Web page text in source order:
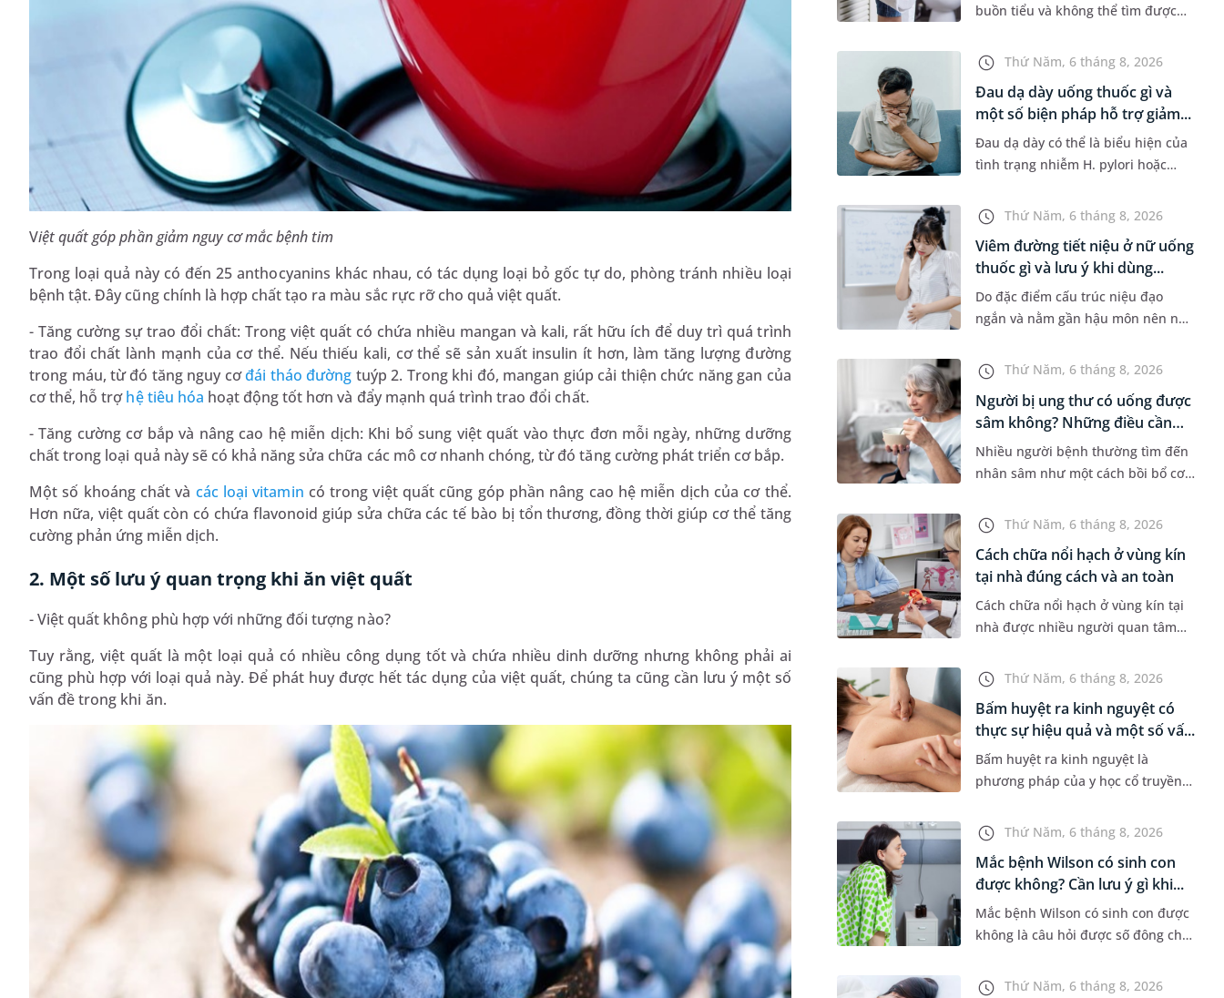
Việt quất góp phần giảm nguy cơ mắc bệnh tim
Trong loại quả này có đến 25 anthocyanins khác nhau, có tác dụng loại bỏ gốc tự do, phòng tránh nhiều loại
bệnh tật. Đây cũng chính là hợp chất tạo ra màu sắc rực rỡ cho quả việt quất.
- Tăng cường sự trao đổi chất: Trong việt quất có chứa nhiều mangan và kali, rất hữu ích để duy trì quá trình
trao đổi chất lành mạnh của cơ thể. Nếu thiếu kali, cơ thể sẽ sản xuất insulin ít hơn, làm tăng lượng đường
trong máu, từ đó tăng nguy cơđái tháo đường tuýp 2. Trong khi đó, mangan giúp cải thiện chức năng gan của
cơ thể, hỗ trợhệ tiêu hóa hoạt động tốt hơn và đẩy mạnh quá trình trao đổi chất.
- Tăng cường cơ bắp và nâng cao hệ miễn dịch: Khi bổ sung việt quất vào thực đơn mỗi ngày, những dưỡng
chất trong loại quả này sẽ có khả năng sửa chữa các mô cơ nhanh chóng, từ đó tăng cường phát triển cơ bắp.
Một số khoáng chất và các loại vitamin có trong việt quất cũng góp phần nâng cao hệ miễn dịch của cơ thể.
Hơn nữa, việt quất còn có chứa flavonoid giúp sửa chữa các tế bào bị tổn thương, đồng thời giúp cơ thể tăng
cường phản ứng miễn dịch.
2. Một số lưu ý quan trọng khi ăn việt quất
- Việt quất không phù hợp với những đối tượng nào?
Tuy rằng, việt quất là một loại quả có nhiều công dụng tốt và chứa nhiều dinh dưỡng nhưng không phải ai
cũng phù hợp với loại quả này. Để phát huy được hết tác dụng của việt quất, chúng ta cũng cần lưu ý một số
vấn đề trong khi ăn.
buồn tiểu và không thể tìm được
dụng phương pháp bấm huyệt
nhịn tiểu. Vậy cách bấm huyệt
nhịn...
Thứ Năm, 6 tháng 8, 2026
Đau dạ dày uống thuốc gì và
một số biện pháp hỗ trợ giảm...
Đau dạ dày có thể là biểu hiện của
tình trạng nhiễm H. pylori hoặc
Dựa theo nguyên nhân cụ thể, bác
sĩ sẽ cân nhắc chỉ định p...
Thứ Năm, 6 tháng 8, 2026
Viêm đường tiết niệu ở nữ uống
thuốc gì và lưu ý khi dùng...
Do đặc điểm cấu trúc niệu đạo
ngắn và nằm gần hậu môn nên nữ
niệu hơn nam giới. Tùy theo
nguyên nhân, mức độ nhiễm trùng
và...
Thứ Năm, 6 tháng 8, 2026
Người bị ung thư có uống được
sâm không? Những điều cần
b...
Nhiều người bệnh thường tìm đến
nhân sâm như một cách bồi bổ cơ
thư. Tuy nhiên, câu hỏi người bị
ung thư có uống được sâm kh...
Thứ Năm, 6 tháng 8, 2026
Cách chữa nổi hạch ở vùng kín
tại nhà đúng cách và an toàn
Cách chữa nổi hạch ở vùng kín tại
nhà được nhiều người quan tâm
bẹn hoặc cơ quan sinh dục. Nếu
hạch mới xuất hiện, kích th...
Thứ Năm, 6 tháng 8, 2026
Bấm huyệt ra kinh nguyệt có
thực sự hiệu quả và một số vấ...
Bấm huyệt ra kinh nguyệt là
phương pháp của y học cổ truyền
gặp tình trạng chậm kinh hoặc kinh
nguyệt không đều. Vậy phương
ph...
Thứ Năm, 6 tháng 8, 2026
Mắc bệnh Wilson có sinh con
được không? Cần lưu ý gì khi...
Mắc bệnh Wilson có sinh con được
không là câu hỏi được số đông chị
tâm. Trên thực tế, người mắc bệnh
Thứ Năm, 6 tháng 8, 2026